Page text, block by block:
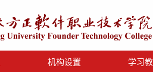
机构设置 学习